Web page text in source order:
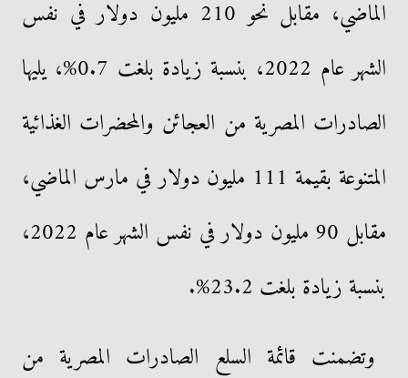
الماضي، مقابل نحو 210 مليون دولار في نفس
الشهر عام 2022، بنسبة زيادة بلغت 0.7%، يليها
الصادرات المصرية من العجائن والمحضرات الغذائية
المتنوعة بقيمة 111 مليون دولار في مارس الماضي،
مقابل 90 مليون دولار في نفس الشهر عام 2022،
بنسبة زيادة بلغت 23.2%.
وتضمنت قائمة السلع الصادرات المصرية من